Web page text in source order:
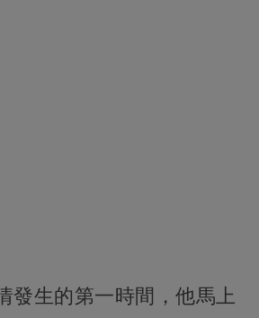
發生的第一時間，他馬上